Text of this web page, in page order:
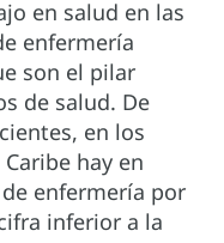
en salud en las
enfermería
son el pilar
de salud. De
en los
hay en
enfermería por
inferior a la